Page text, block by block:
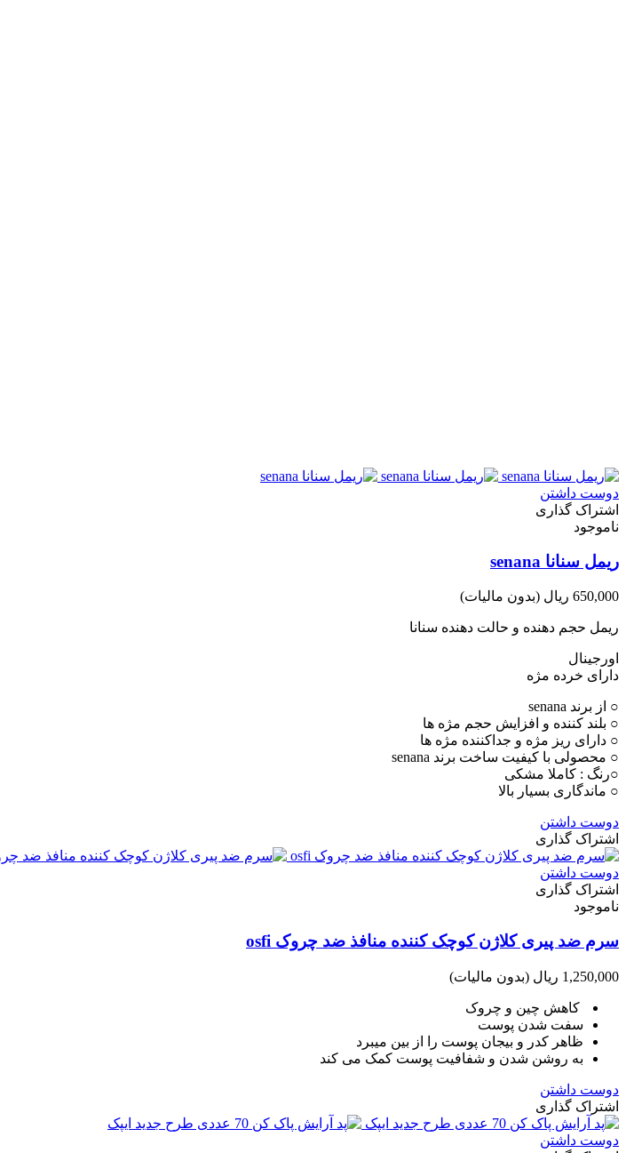
دوست داشتن
اشتراک گذاری
ناموجود
ریمل سنانا senana
650,000 ریال (بدون مالیات)
ریمل حجم دهنده و حالت دهنده سنانا
اورجینال
دارای خرده مژه
○ از برند senana
○ بلند کننده و افزایش حجم مژه ها
○ دارای ریز مژه و جداکننده مژه ها
○ محصولی با کیفیت ساخت برند senana
○رنگ : کاملا مشکی
○ ماندگاری بسیار بالا
دوست داشتن
اشتراک گذاری
دوست داشتن
اشتراک گذاری
ناموجود
سرم ضد پیری کلاژن کوچک کننده منافذ ضد چروک osfi
1,250,000 ریال (بدون مالیات)
کاهش چین و چروک
سفت شدن پوست
ظاهر کدر و بیجان پوست را از بین میبرد
به روشن شدن و شفافیت پوست کمک می کند
دوست داشتن
اشتراک گذاری
دوست داشتن